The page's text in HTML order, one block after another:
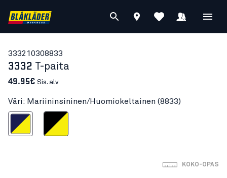
333210308833
3332 T-paita
49.95€ Sis. alv
Väri: Mariininsininen/Huomiokeltainen (8833)
Huomiokeltainen
Musta/Huomiokeltainen
KOKO-OPAS